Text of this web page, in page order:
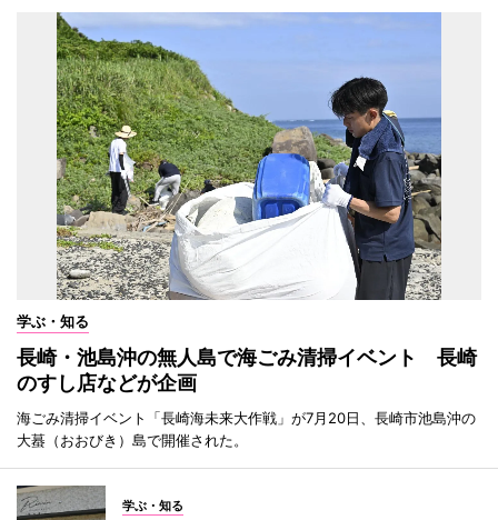
学ぶ・知る
長崎・池島沖の無人島で海ごみ清掃イベント 長崎
のすし店などが企画
海ごみ清掃イベント「長崎海未来大作戦」が7月20日、長崎市池島沖の
大蟇（おおびき）島で開催された。
学ぶ・知る